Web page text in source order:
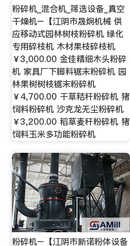
粉碎机_混合机_筛选设备_真空
干燥机–【江阴市晟炯机械 供
应移动式园林树枝粉碎机 绿化
专用碎枝机 木材果枝碎枝机
￥3,000.00 金佳精细木头粉碎
机 家具厂下脚料锯末粉碎机 园
林果树树枝锯末粉碎机
￥4,700.00 干草秸秆粉碎机 猪
饲料粉碎机 沙克龙无尘粉碎机
￥3,200.00 稻草麦秆粉碎机 猪
饲料玉米多功能粉碎机
粉碎机–【江阴市新诺粉体设备